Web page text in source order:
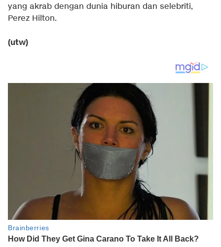
yang akrab dengan dunia hiburan dan selebriti,
Perez Hilton.
(utw)